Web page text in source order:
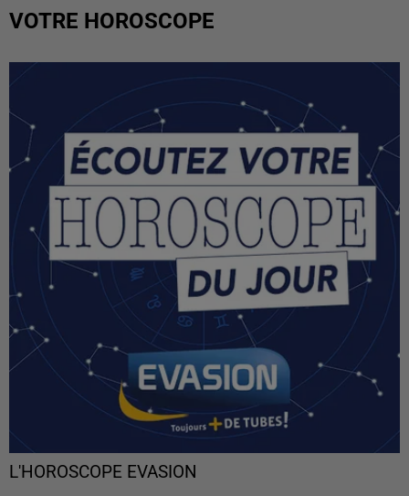
VOTRE HOROSCOPE
L'HOROSCOPE EVASION